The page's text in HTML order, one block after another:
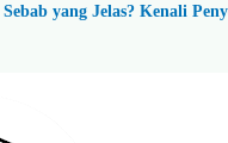
yang Jelas? Kenali